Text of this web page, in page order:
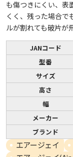
も傷つきにくい、表
くく、残った場合で
ルが割れても破片が
JANコード
型番
サイズ
高さ
幅
メーカー
ブランド
エアージェイ